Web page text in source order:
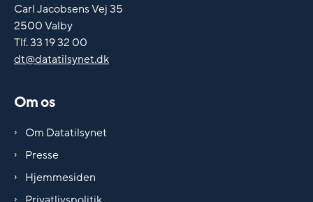
Carl Jacobsens Vej 35
2500 Valby
Tlf. 33 19 32 00
dt@datatilsynet.dk
Om os
Om Datatilsynet
Presse
Hjemmesiden